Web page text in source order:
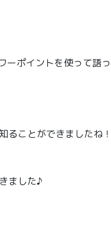
ポイントを使って語
ることができましたね！
ました♪